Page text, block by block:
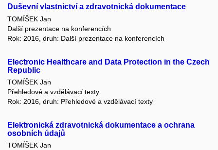
Duševní vlastnictví a zdravotnická dokumentace
TOMÍŠEK Jan
Další prezentace na konferencích
Rok: 2016, druh: Další prezentace na konferencích
Electronic Healthcare and Data Protection in the Czech
Republic
TOMÍŠEK Jan
Přehledové a vzdělávací texty
Rok: 2016, druh: Přehledové a vzdělávací texty
Elektronická zdravotnická dokumentace a ochrana
osobních údajů
TOMÍŠEK Jan